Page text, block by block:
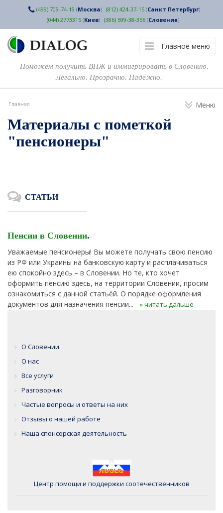
(499) 709-74-19 (Москва) (812) 424-37-15(Санкт Петербург)
(044) 2773315(Киев) (386) 599-38-356(Словения)
Главное меню
Поможем получить ВНЖ и иммигрировать в Словению.
Легально. Прозрачно. Надёжно.
Меню
Главная
Материалы с пометкой
"пенсионеры"
СТАТЬИ
Пенсии в Словении.
Уважаемые пенсионеры! Вы можете получать свою пенсию
из РФ или Украины на банковскую карту и расплачиваться
ею спокойно здесь – в Словении. Но те, кто хочет
оформить пенсию здесь, на территории Словении, просим
ознакомиться с данной статьёй. О порядке оформления
документов для назначения пенсии...
» читать дальше
О Словении
О нас
Все услуги
Разговорник
Частые вопросы и ответы на них
Отзывы о нашей работе
Наша спонсорская деятельность
Центр помощи и поддержки соотечественников